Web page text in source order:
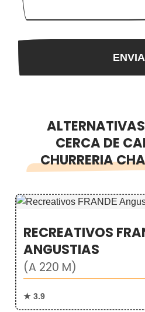
CERCA DE
CHURRERIA
RECREATIVOS
ANGUSTIAS
(A 220 M)
★ 3.9